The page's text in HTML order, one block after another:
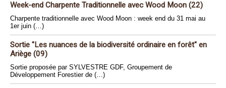
Week-end Charpente Traditionnelle avec Wood Moon (22)
Charpente traditionnelle avec Wood Moon : week end du 31 mai au
1er juin (…)
Sortie "Les nuances de la biodiversité ordinaire en forêt" en
Ariège (09)
Sortie proposée par SYLVESTRE GDF, Groupement de
Développement Forestier de (…)